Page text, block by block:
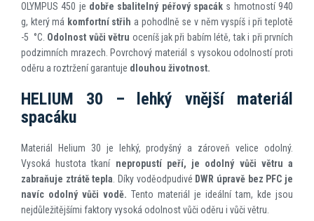
OLYMPUS 450 je dobře sbalitelný péřový spacák s hmotností 940
g, který má komfortní střih a pohodlně se v něm vyspíš i při teplotě
-5 °C. Odolnost vůči větru oceníš jak při babím létě, tak i při prvních
podzimních mrazech. Povrchový materiál s vysokou odolností proti
oděru a roztržení garantuje dlouhou životnost.
HELIUM 30 – lehký vnější materiál
spacáku
Materiál Helium 30 je lehký, prodyšný a zároveň velice odolný.
Vysoká hustota tkaní nepropustí peří, je odolný vůči větru a
zabraňuje ztrátě tepla . Díky voděodpudivé DWR úpravě bez PFC je
navíc odolný vůči vodě. Tento materiál je ideální tam, kde jsou
nejdůležitějšími faktory vysoká odolnost vůči oděru i vůči větru.